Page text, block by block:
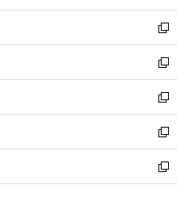
開
く
ウ
で
開
く
ン
ド
ウ
で
開
く
ウ
ィ
ン
ド
ウ
で
開
く
し
い
ウ
ィ
ン
ド
ウ
で
開
く
新
し
い
ウ
ィ
ン
ド
ウ
で
開
新
し
い
ウ
ィ
ン
ド
ウ
新
し
い
ウ
ィ
ン
新
し
い
ウ
新
し